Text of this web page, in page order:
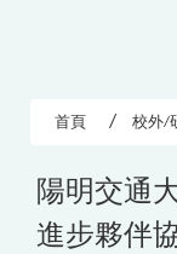
首頁 校外/
陽明交通
進步夥伴